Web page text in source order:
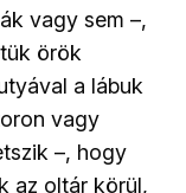
vagy sem –,
örök
a lábuk
vagy
–, hogy
az oltár körül,